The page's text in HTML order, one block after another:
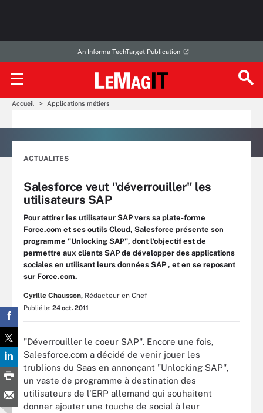
An Informa TechTarget Publication
Accueil Applications métiers
ACTUALITES
Salesforce veut "déverrouiller" les
utilisateurs SAP
Pour attirer les utilisateur SAP vers sa plate-forme
Force.com et ses outils Cloud, Salesforce présente son
programme "Unlocking SAP", dont l'objectif est de
permettre aux clients SAP de développer des applications
sociales en utilisant leurs données SAP , et en se reposant
sur Force.com.
Cyrille Chausson, Rédacteur en Chef
Publié le: 24 oct. 2011
"Déverrouiller le coeur SAP". Encore une fois,
Salesforce.com a décidé de venir jouer les
trublions du Saas en annonçant "Unlocking SAP",
un vaste de programme à destination des
utilisateurs de l'ERP allemand qui souhaitent
donner ajouter une touche de social à leur